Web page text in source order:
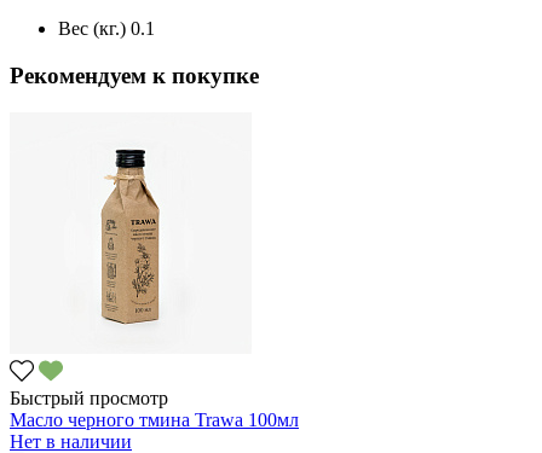
Вес (кг.) 0.1
Рекомендуем к покупке
Быстрый просмотр
Масло черного тмина Trawa 100мл
Нет в наличии